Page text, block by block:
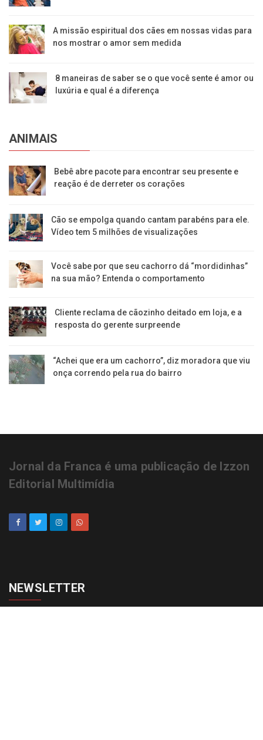
A missão espiritual dos cães em nossas vidas para
nos mostrar o amor sem medida
8 maneiras de saber se o que você sente é amor ou
luxúria e qual é a diferença
ANIMAIS
Bebê abre pacote para encontrar seu presente e
reação é de derreter os corações
Cão se empolga quando cantam parabéns para ele.
Vídeo tem 5 milhões de visualizações
Você sabe por que seu cachorro dá “mordidinhas”
na sua mão? Entenda o comportamento
Cliente reclama de cãozinho deitado em loja, e a
resposta do gerente surpreende
“Achei que era um cachorro”, diz moradora que viu
onça correndo pela rua do bairro
Jornal da Franca é uma publicação de Izzon
Editorial Multimídia
NEWSLETTER